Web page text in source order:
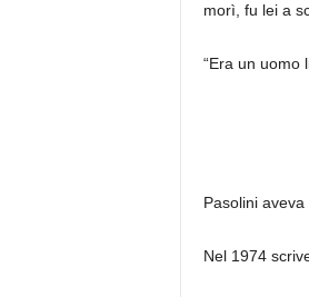
morì, fu lei a
“Era un uomo
Pasolini
Nel 1974